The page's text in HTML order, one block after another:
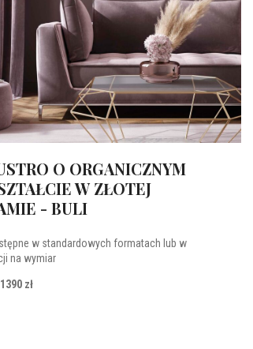
O ORGANICZNYM
W ZŁOTEJ
- BULI
w standardowych formatach lub w
na wymiar
1390 zł